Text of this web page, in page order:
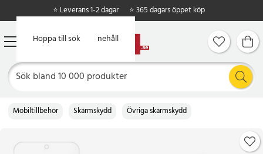
Hoppa till huvudinnehåll
Hoppa till sök
⭐ Leverans 1-2 dagar ⭐ 365 dagars öppet köp
Mobiltillbehör Skärmskydd Övriga skärmskydd